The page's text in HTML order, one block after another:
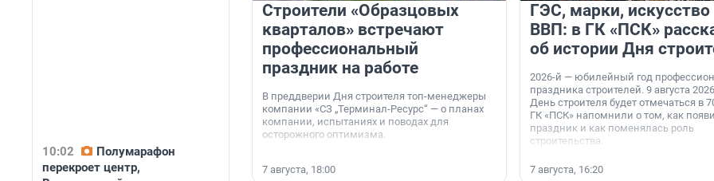
10:02
Полумарафон
перекроет центр,
Строители «Образцовых
кварталов» встречают
профессиональный
праздник на работе
В преддверии Дня строителя топ-менеджеры
компании «СЗ „Терминал-Ресурс“ — о планах
компании, испытаниях и поводах для
осторожного оптимизма.
7 августа, 18:00
ГЭС, марки, искусство
ВВП: в ГК «ПСК»
об истории Дня
2026-й — юбилейный год
праздника строителей. 9 августа
День строителя будет отмечаться в
ГК «ПСК» напомнили о том, как
праздник и как поменялась роль
строительства.
7 августа, 16:20